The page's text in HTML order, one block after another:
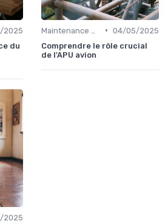
2025
du
• 04/05/2025
Comprendre le rôle crucial
de l'APU avion
2025